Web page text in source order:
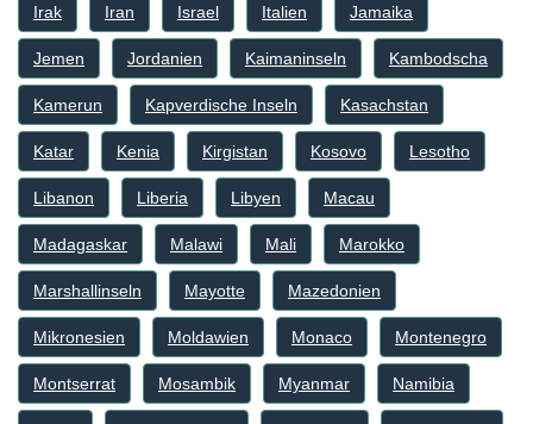
Irak Iran Israel Italien Jamaika
Jemen Jordanien Kaimaninseln Kambodscha
Kamerun Kapverdische Inseln Kasachstan
Katar Kenia Kirgistan Kosovo Lesotho
Libanon Liberia Libyen Macau
Madagaskar Malawi Mali Marokko
Marshallinseln Mayotte Mazedonien
Mikronesien Moldawien Monaco Montenegro
Montserrat Mosambik Myanmar Namibia